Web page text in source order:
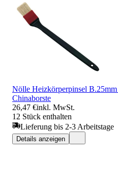
Nölle Heizkörperpinsel
Chinaborste
26,47 €inkl. MwSt.
12 Stück enthalten
Lieferung bis 2-3 Arbeitstage
Details anzeigen